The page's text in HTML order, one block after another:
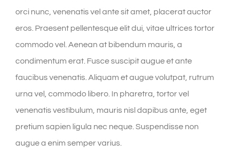
orci nunc, venenatis vel ante sit amet, placerat auctor
eros. Praesent pellentesque elit dui, vitae ultrices tortor
commodo vel. Aenean at bibendum mauris, a
condimentum erat. Fusce suscipit augue et ante
faucibus venenatis. Aliquam et augue volutpat, rutrum
urna vel, commodo libero. In pharetra, tortor vel
venenatis vestibulum, mauris nisl dapibus ante, eget
pretium sapien ligula nec neque. Suspendisse non
augue a enim semper varius.